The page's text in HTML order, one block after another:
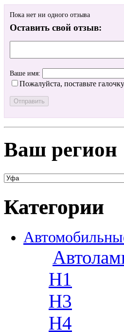
Пока нет ни одного отзыва
Оставить свой отзыв:
Ваше имя:
Пожалуйста, поставьте
Ваш регион
Категории
H1
H3
H4